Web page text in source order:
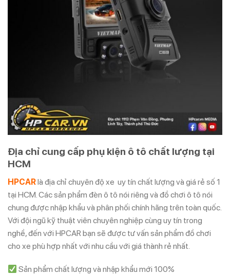
Địa chỉ cung cấp phụ kiện ô tô chất lượng tại
HCM
HPCARlà địa chỉ chuyên độ xe uy tín chất lượng và giá rẻ số 1
tại HCM. Các sản phẩm đèn ô tô nói riêng và đồ chơi ô tô nói
chung được nhập khẩu và phân phối chính hãng trên toàn quốc.
Với đội ngũ kỹ thuật viên chuyên nghiệp cùng uy tín trong
nghề, đến với HPCAR bạn sẽ được tư vấn sản phẩm đồ chơi
cho xe phù hợp nhất với nhu cầu với giá thành rẻ nhất.
Sản phẩm chất lượng và nhập khẩu mới 100%